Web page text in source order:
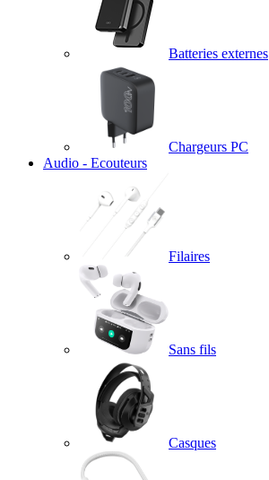
Batteries externes
Chargeurs PC
Audio - Ecouteurs
Filaires
Sans fils
Casques